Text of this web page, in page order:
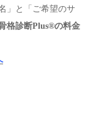
」と「ご希望のサ
格診断Plus®︎の料金